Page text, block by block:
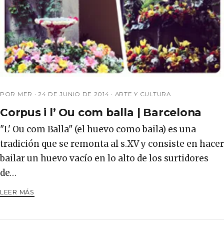
POR MER ·24 DE JUNIO DE 2014 · ARTE Y CULTURA
Corpus i l’ Ou com balla | Barcelona
"L' Ou com Balla" (el huevo como baila) es una
tradición que se remonta al s.XV y consiste en hacer
bailar un huevo vacío en lo alto de los surtidores
de…
LEER MÁS